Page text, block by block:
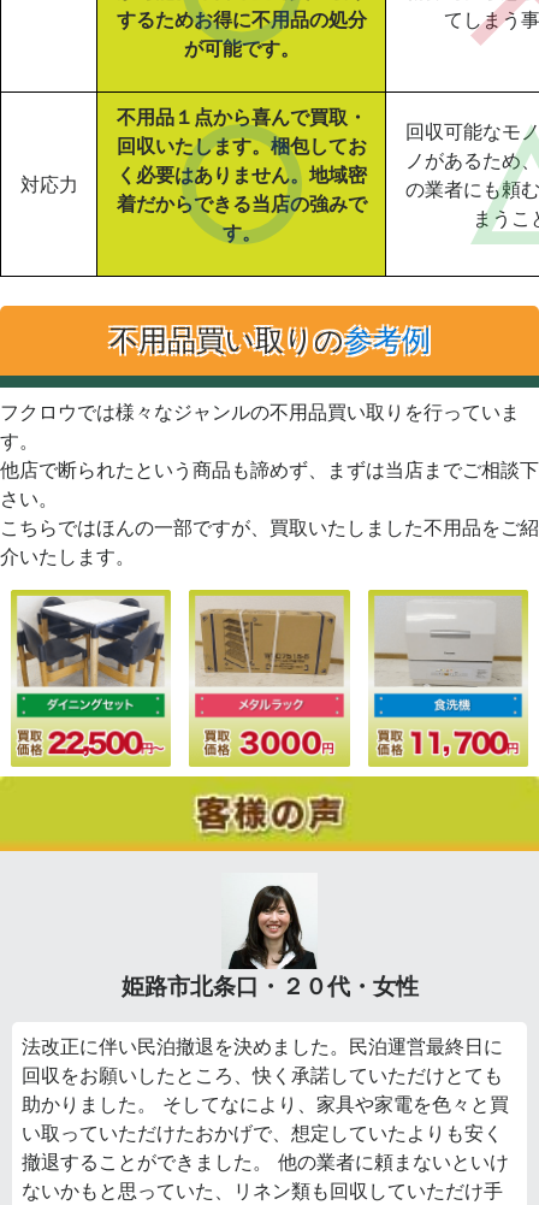
するためお得に不用品の処分
が可能です。
てしまう
対応力
不用品１点から喜んで買取・
回収いたします。梱包してお
く必要はありません。地域密
着だからできる当店の強みで
す。
回収可能なモ
ノがあるため
の業者にも頼
まうこ
不用品買い取りの参考例
フクロウでは様々なジャンルの不用品買い取りを行っていま
す。
他店で断られたという商品も諦めず、まずは当店までご相談下
さい。
こちらではほんの一部ですが、買取いたしました不用品をご紹
介いたします。
姫路市北条口・２０代・女性
法改正に伴い民泊撤退を決めました。民泊運営最終日に
回収をお願いしたところ、快く承諾していただけとても
助かりました。 そしてなにより、家具や家電を色々と買
い取っていただけたおかげで、想定していたよりも安く
撤退することができました。 他の業者に頼まないといけ
ないかもと思っていた、リネン類も回収していただけ手